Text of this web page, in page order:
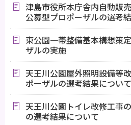
津島市役所本庁舎内自動販
公募型プロポーザルの選考
東公園一帯整備基本構想策
ザルの実施
天王川公園屋外照明設備等
ポーザルの選考結果について
天王川公園トイレ改修工事
の選考結果について